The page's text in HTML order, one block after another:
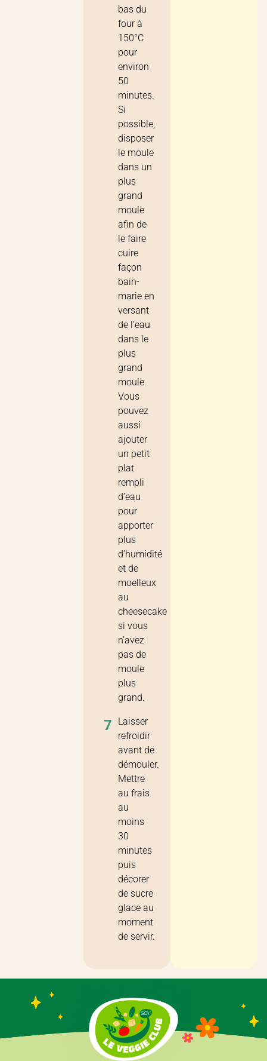
bas du
four à
150°C
pour
environ
50
minutes.
Si
possible,
disposer
le moule
dans un
plus
grand
moule
afin de
le faire
cuire
façon
bain-
marie en
versant
de l’eau
dans le
plus
grand
moule.
Vous
pouvez
aussi
ajouter
un petit
plat
rempli
d’eau
pour
apporter
plus
d’humidité
et de
moelleux
au
cheesecake
si vous
n’avez
pas de
moule
plus
grand.
7
Laisser
refroidir
avant de
démouler.
Mettre
au frais
au
moins
30
minutes
puis
décorer
de sucre
glace au
moment
de servir.